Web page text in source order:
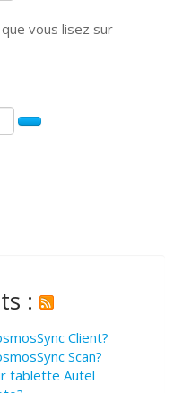
vous lisez sur
:
Client?
Scan?
tablette Autel